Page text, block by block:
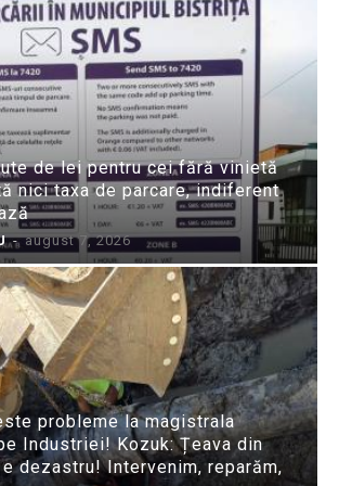
de lei pentru cei fără vinietă
nici taxa de parcare, indiferent
- august 7, 2026
probleme la magistrala
Industriei! Kozuk: Țeava din
dezastru! Intervenim, reparăm,